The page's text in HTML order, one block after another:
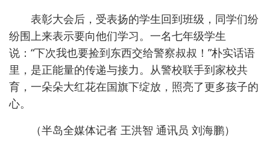
表彰大会后，受表扬的学生回到班级，同学们纷
纷围上来表示要向他们学习。一名七年级学生
说：“下次我也要捡到东西交给警察叔叔！”朴实话语
里，是正能量的传递与接力。从警校联手到家校共
育，一朵朵大红花在国旗下绽放，照亮了更多孩子的
心。
（半岛全媒体记者 王洪智 通讯员 刘海鹏）